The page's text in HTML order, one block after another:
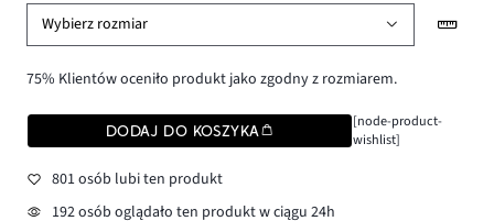
Wybierz rozmiar
75% Klientów oceniło produkt jako zgodny z rozmiarem.
DODAJ DO KOSZYKA
[node-product-
wishlist]
801 osób lubi ten produkt
192 osób oglądało ten produkt w ciągu 24h